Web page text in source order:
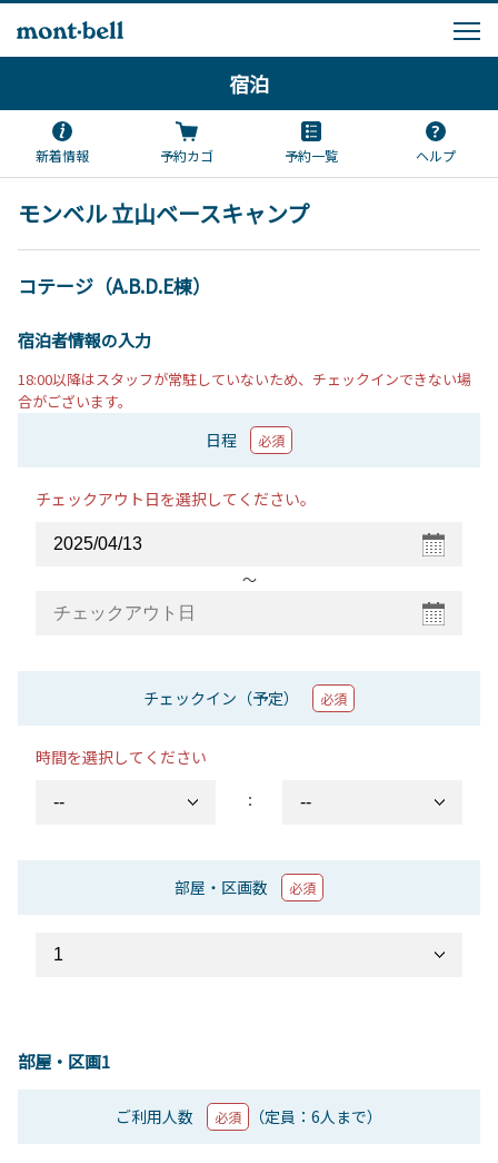
宿泊
新着情報 予約カゴ 予約一覧 ヘルプ
モンベル 立山ベースキャンプ
コテージ（A.B.D.E棟）
宿泊者情報の入力
18:00以降はスタッフが常駐していないため、チェックインできない場
合がございます。
日程 必須
チェックアウト日を選択してください。
〜
チェックイン（予定） 必須
時間を選択してください
：
部屋・区画数 必須
部屋・区画1
ご利用人数 必須 （定員：6人まで）